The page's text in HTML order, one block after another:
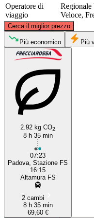
Operatore di
viaggio
Regionale
Veloce,
Cerca il miglior prezzo
Padua
Più economico Più
2.92 kg CO2
8 h 35 min
07:23
Padova, Stazione FS
16:15
Altamura FS
2 cambi
8 h 35 min
69,60 €